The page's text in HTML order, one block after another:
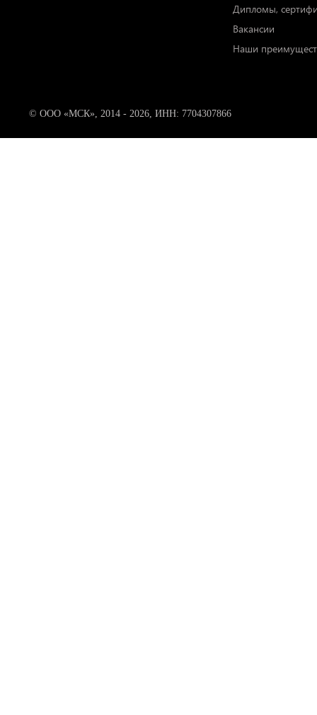
Дипломы,
Вакансии
Наши
© ООО «МСК», 2014 - 2026, ИНН: 7704307866